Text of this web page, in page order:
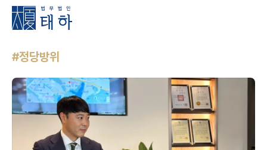
#정당방위